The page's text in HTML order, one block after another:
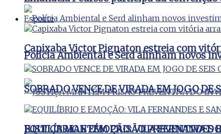
Polícia Ambiental e Serd alinham novos
JUSTIÇA MANTÉM PRISÃO PREVENTIVA
Esporte
Capixaba Victor Pignaton estreia com
SOBRADO VENCE DE VIRADA EM JOGO
EQUILÍBRIO E EMOÇÃO: VILA FERNANDES